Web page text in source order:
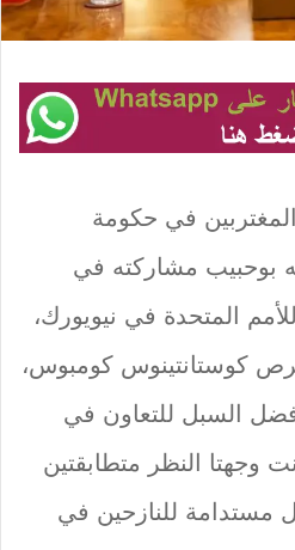
في حكومة
بوحبيب مشاركته في
المتحدة في نيويورك،
كوستانتينوس كومبوس،
السبل للتعاون في
وجهتا النظر متطابقتين
مستدامة للنازحين في